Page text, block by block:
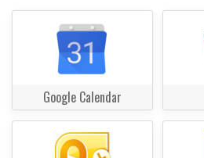
Google Calendar